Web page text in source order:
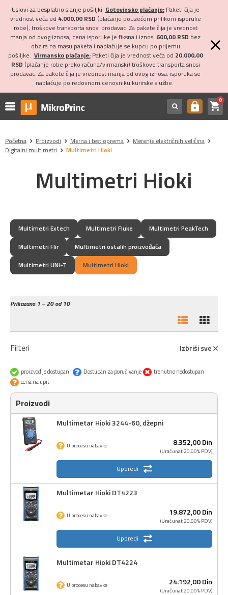
Uslovi za besplatno slanje pošiljki: Gotovinsko plaćanje:Paketi čija je
vrednost veća od 4.000,00 RSD (plaćanje pouzećem prilikom isporuke
robe), troškove transporta snosi prodavac. Za pakete čija je vrednost
manja od ovog iznosa, cena isporuke je fiksna i iznosi 600,00 RSD bez
obzira na masu paketa i naplaćuje se kupcu po prijemu
pošiljke. Virmansko plaćanje:Paketi čija je vrednost veća od 20.000,00
RSD (plaćanje robe preko računa/virmanski) troškove transporta snosi
prodavac. Za pakete čija je vrednost manja od ovog iznosa, isporuka se
naplaćuje po redovnom cenovniku kurirske službe.
https shopping_cart0
Početna Proizvodi Merna i test oprema
Merenje električnih veličina
Digitalni multimetri
Multimetri Hioki
Multimetri Hioki
Multimetri Extech Multimetri Fluke
Multimetri PeakTech
Multimetri Flir
Multimetri ostalih proizvođača
Multimetri UNI-T
Multimetri Hioki
Prikazano1 – 20 od 10
Filteri Izbriši sve
proizvod je dostupan Dostupan za poručivanje
trenutno nedostupan
cena na upit
Proizvodi
Multimetar Hioki 3244-60, džepni
8.352,00Din
(Uračunat 20.00% PDV)
U procesu nabavke
Uporedi
Multimetar Hioki DT4223
19.872,00Din
(Uračunat 20.00% PDV)
U procesu nabavke
Uporedi
Multimetar Hioki DT4224
24.192,00Din
(Uračunat 20.00% PDV)
U procesu nabavke